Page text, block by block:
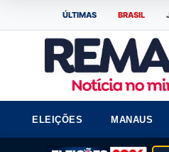
ÚLTIMAS BRASIL
ELEIÇÕES MANAUS